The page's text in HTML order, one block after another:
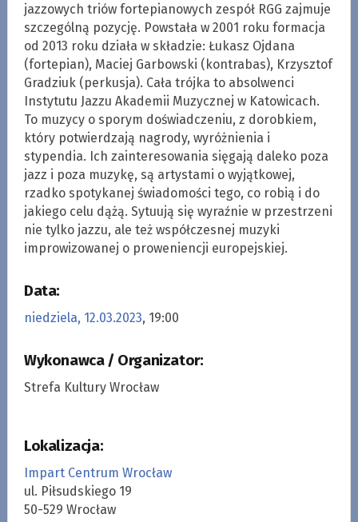
jazzowych triów fortepianowych zespół RGG zajmuje
szczególną pozycję. Powstała w 2001 roku formacja
od 2013 roku działa w składzie: Łukasz Ojdana
(fortepian), Maciej Garbowski (kontrabas), Krzysztof
Gradziuk (perkusja). Cała trójka to absolwenci
Instytutu Jazzu Akademii Muzycznej w Katowicach.
To muzycy o sporym doświadczeniu, z dorobkiem,
który potwierdzają nagrody, wyróżnienia i
stypendia. Ich zainteresowania sięgają daleko poza
jazz i poza muzykę, są artystami o wyjątkowej,
rzadko spotykanej świadomości tego, co robią i do
jakiego celu dążą. Sytuują się wyraźnie w przestrzeni
nie tylko jazzu, ale też współczesnej muzyki
improwizowanej o proweniencji europejskiej.
Data:
niedziela, 12.03.2023, 19:00
Wykonawca / Organizator:
Strefa Kultury Wrocław
Lokalizacja:
Impart Centrum Wrocław
ul. Piłsudskiego 19
50-529 Wrocław